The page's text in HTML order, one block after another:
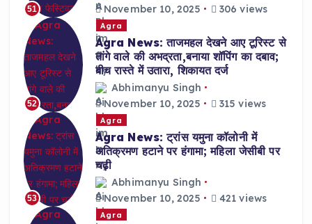
51
November 10, 2025
306 views
52
Agra
Agra News: ताजमहल देखने आए टूरिस्ट से
तांगे वाले की अभद्रता,बनाया शॉपिंग का दबाव;
बीच रास्ते में उतारा, शिकायत दर्ज
Abhimanyu Singh
November 10, 2025
315 views
53
Agra
Agra News: ट्रांस यमुना कॉलोनी में
अतिक्रमण हटाने पर हंगामा; महिला जेसीबी पर
चढ़ी
Abhimanyu Singh
November 10, 2025
421 views
Agra